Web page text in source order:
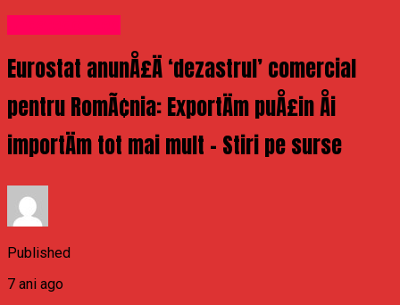
Eurostat anunÅ£Ä ‘dezastrul’ comercial
pentru RomÃ¢nia: ExportÄm puÅ£in Åi
importÄm tot mai mult – Stiri pe surse
Published
7 ani ago